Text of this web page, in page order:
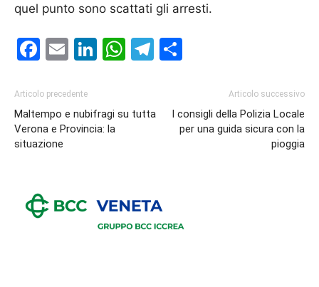
quel punto sono scattati gli arresti.
Facebook
EmailLinkedIn
WhatsApp
Telegram
Articolo precedente
Maltempo e nubifragi su tutta
Verona e Provincia: la
situazione
Articolo successivo
I consigli della Polizia Locale
per una guida sicura con la
pioggia